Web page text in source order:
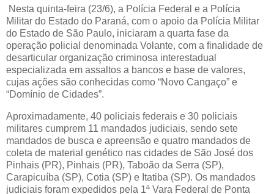
Nesta quinta-feira (23/6), a Polícia Federal e a Polícia
Militar do Estado do Paraná, com o apoio da Polícia Militar
do Estado de São Paulo, iniciaram a quarta fase da
operação policial denominada Volante, com a finalidade de
desarticular organização criminosa interestadual
especializada em assaltos a bancos e base de valores,
cujas ações são conhecidas como “Novo Cangaço” e
“Domínio de Cidades”.
Aproximadamente, 40 policiais federais e 30 policiais
militares cumprem 11 mandados judiciais, sendo sete
mandados de busca e apreensão e quatro mandados de
coleta de material genético nas cidades de São José dos
Pinhais (PR), Pinhais (PR), Taboão da Serra (SP),
Carapicuíba (SP), Cotia (SP) e Itatiba (SP). Os mandados
judiciais foram expedidos pela 1ª Vara Federal de Ponta